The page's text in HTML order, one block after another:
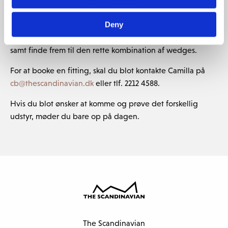
Deny
Her kan du blive fittet til de wegdes der passer dig bedst
samt finde frem til den rette kombination af wedges.
For at booke en fitting, skal du blot kontakte Camilla på
cb@thescandinavian.dkeller tlf. 2212 4588.
Hvis du blot ønsker at komme og prøve det forskellig
udstyr, møder du bare op på dagen.
The Scandinavian